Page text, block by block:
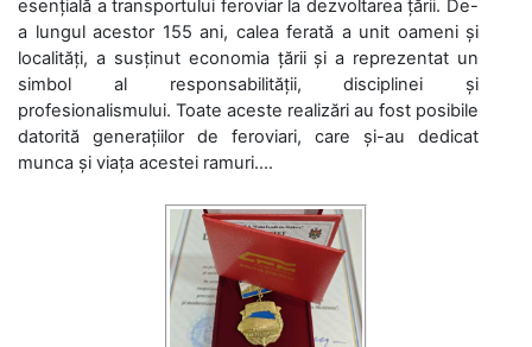
esențială a transportului feroviar la dezvoltarea țării. De-
a lungul acestor 155 ani, calea ferată a unit oameni și
localități, a susținut economia țării și a reprezentat un
simbol al responsabilității, disciplinei și
profesionalismului. Toate aceste realizări au fost posibile
datorită generațiilor de feroviari, care și-au dedicat
munca și viața acestei ramuri....